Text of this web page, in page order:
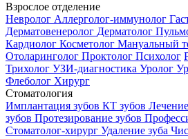
Взрослое отделение
Невролог Аллерголог-иммунолог
Дерматовенеролог Дерматолог
Кардиолог Косметолог Мануальный
Отоларинголог Проктолог Психолог
Трихолог УЗИ-диагностика Уролог
Флеболог Хирург
Стоматология
Имплантация зубов КТ зубов
зубов Протезирование зубов
Стоматолог-хирург Удаление зуба